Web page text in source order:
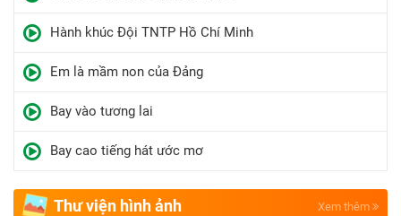
Hành khúc Đội TNTP Hồ Chí Minh
Em là mầm non của Đảng
Bay vào tương lai
Bay cao tiếng hát ước mơ
Thư viện hình ảnh Xem thêm